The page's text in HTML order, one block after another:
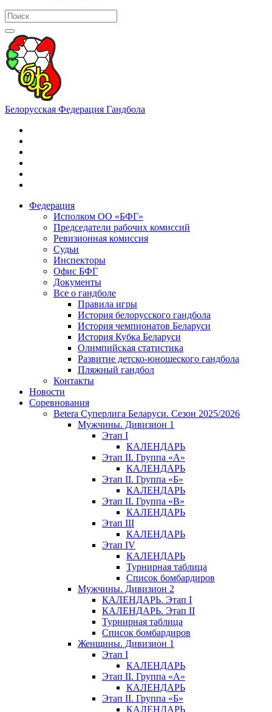
Белорусская Федерация Гандбола
Федерация
Исполком ОО «БФГ»
Председатели рабочих комиссий
Ревизионная комиссия
Судьи
Инспекторы
Офис БФГ
Документы
Все о гандболе
Правила игры
История белорусского гандбола
История чемпионатов Беларуси
История Кубка Беларуси
Олимпийская статистика
Развитие детско-юношеского гандбола
Пляжный гандбол
Контакты
Новости
Соревнования
Betera Суперлига Беларуси. Сезон 2025/2026
Мужчины. Дивизион 1
Этап I
КАЛЕНДАРЬ
Этап II. Группа «А»
КАЛЕНДАРЬ
Этап II. Группа «Б»
КАЛЕНДАРЬ
Этап II. Группа «В»
КАЛЕНДАРЬ
Этап III
КАЛЕНДАРЬ
Этап IV
КАЛЕНДАРЬ
Турнирная таблица
Список бомбардиров
Мужчины. Дивизион 2
КАЛЕНДАРЬ. Этап I
КАЛЕНДАРЬ. Этап II
Турнирная таблица
Список бомбардиров
Женщины. Дивизион 1
Этап I
КАЛЕНДАРЬ
Этап II. Группа «А»
КАЛЕНДАРЬ
Этап II. Группа «Б»
КАЛЕНДАРЬ